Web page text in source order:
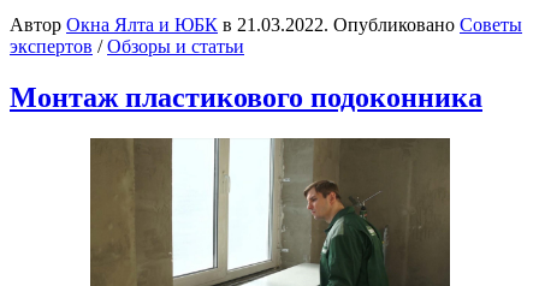
Автор Окна Ялта и ЮБК в 21.03.2022. Опубликовано Советы
экспертов /Обзоры и статьи
Монтаж пластикового подоконника